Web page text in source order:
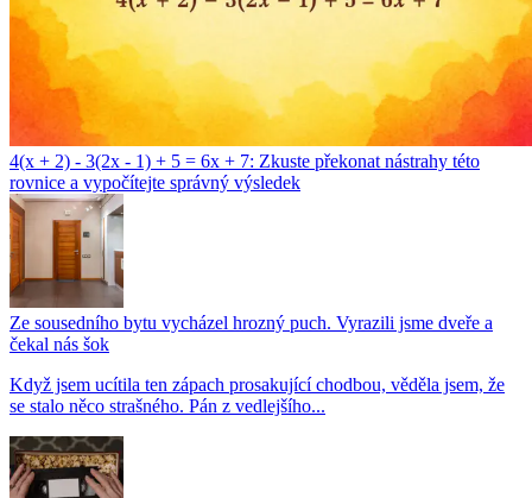
4(x + 2) - 3(2x - 1) + 5 = 6x + 7: Zkuste překonat nástrahy této
rovnice a vypočítejte správný výsledek
Ze sousedního bytu vycházel hrozný puch. Vyrazili jsme dveře a
čekal nás šok
Když jsem ucítila ten zápach prosakující chodbou, věděla jsem, že
se stalo něco strašného. Pán z vedlejšího...